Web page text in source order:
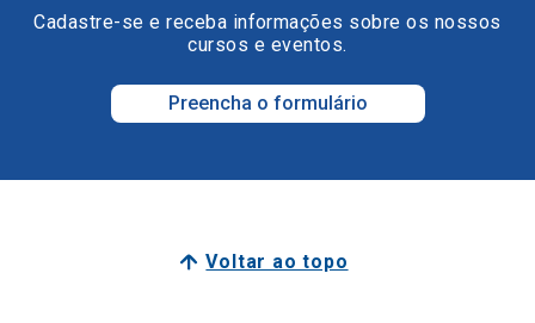
Cadastre-se e receba informações sobre os nossos
cursos e eventos.
Preencha o formulário
Voltar ao topo